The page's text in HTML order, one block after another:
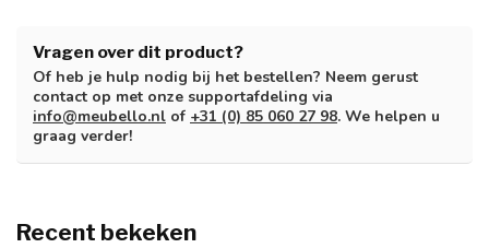
Vragen over dit product?
Of heb je hulp nodig bij het bestellen? Neem gerust
contact op met onze supportafdeling via
info@meubello.nl of +31 (0) 85 060 27 98. We helpen u
graag verder!
Recent bekeken